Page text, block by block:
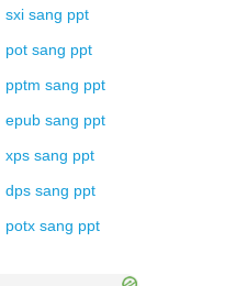
sxi sang ppt
pot sang ppt
pptm sang ppt
epub sang ppt
xps sang ppt
dps sang ppt
potx sang ppt